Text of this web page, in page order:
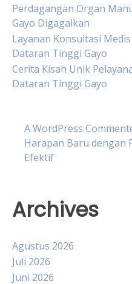
Perdagangan Organ
Gayo Digagalkan
Layanan Konsultasi
Dataran Tinggi Gayo
Cerita Kisah Unik
Dataran Tinggi Gayo
A WordPress
Harapan Baru dengan
Efektif
Archives
Agustus 2026
Juli 2026
Juni 2026